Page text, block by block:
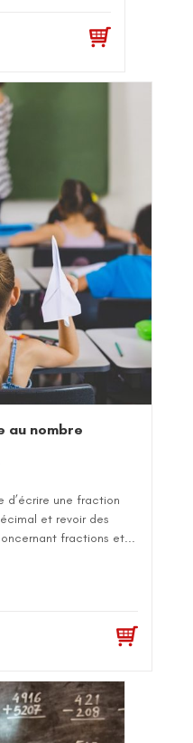
au nombre
d’écrire une fraction
et revoir des
fractions et...